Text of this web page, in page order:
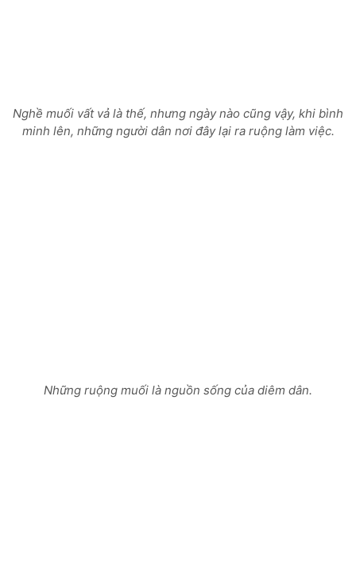
Nghề muối vất vả là thế, nhưng ngày nào cũng vậy, khi bình
minh lên, những người dân nơi đây lại ra ruộng làm việc.
Những ruộng muối là nguồn sống của diêm dân.